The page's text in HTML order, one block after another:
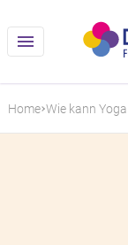
Home Wie kann